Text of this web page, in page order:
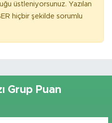
üstleniyorsunuz. Yazılan
hiçbir şekilde sorumlu
Grup Puan